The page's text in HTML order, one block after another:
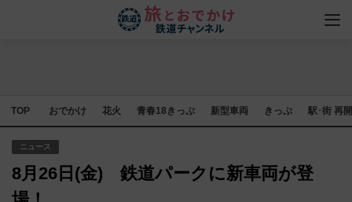
TOP おでかけ 花火 青春18きっぷ 新型車両 きっぷ 駅･街 再
ニュース
8月26日(金) 鉄道パークに新車両が登